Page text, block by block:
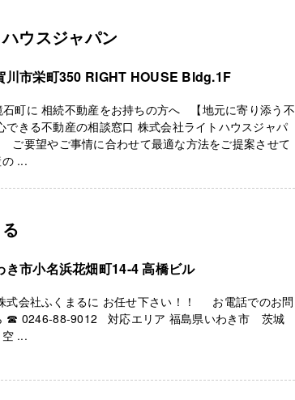
ウスジャパン
川市栄町350 RIGHT HOUSE Bldg.1F
町に 相続不動産をお持ちの方へ 【地元に寄り添う不
できる不動産の相談窓口 株式会社ライトハウスジャパ
要望やご事情に合わせて最適な方法をご提案させて
...
き市小名浜花畑町14-4 高橋ビル
式会社ふくまるに お任せ下さい！！ お電話でのお問
☎ 0246-88-9012 対応エリア 福島県いわき市 茨城
...